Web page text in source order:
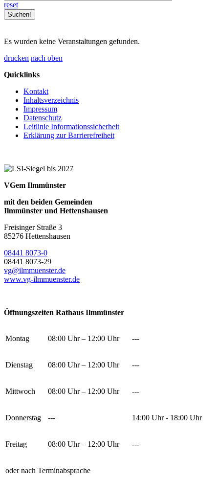
reset
Es wurden keine Veranstaltungen gefunden.
drucken nach oben
Quicklinks
Kontakt
Inhaltsverzeichnis
Impressum
Datenschutz
Leitlinie Informationssicherheit
Erklärung zur Barrierefreiheit
VGem Ilmmünster
mit den beiden Gemeinden
Ilmmünster und Hettenshausen
Freisinger Straße 3
85276 Hettenshausen
08441 8073-0
08441 8073-29
vg@ilmmuenster.de
www.vg-ilmmuenster.de
Öffnungszeiten Rathaus Ilmmünster
Montag 08:00 Uhr – 12:00 Uhr ---
Dienstag 08:00 Uhr – 12:00 Uhr ---
Mittwoch 08:00 Uhr – 12:00 Uhr ---
Donnerstag --- 14:00 Uhr - 18:00 Uhr
Freitag 08:00 Uhr – 12:00 Uhr ---
oder nach Terminabsprache